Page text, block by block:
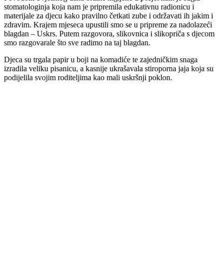
stomatologinja koja nam je pripremila edukativnu radionicu i
materijale za djecu kako pravilno četkati zube i održavati ih jakim i
zdravim. Krajem mjeseca upustili smo se u pripreme za nadolazeći
blagdan – Uskrs. Putem razgovora, slikovnica i slikopriča s djecom
smo razgovarale što sve radimo na taj blagdan.
Djeca su trgala papir u boji na komadiće te zajedničkim snaga
izradila veliku pisanicu, a kasnije ukrašavala stiroporna jaja koja su
podijelila svojim roditeljima kao mali uskršnji poklon.